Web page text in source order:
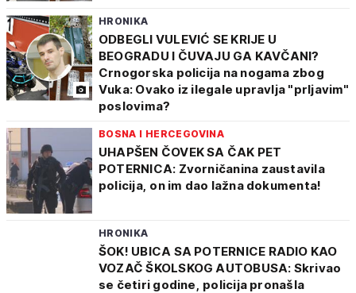
HRONIKA
ODBEGLI VULEVIĆ SE KRIJE U
BEOGRADU I ČUVAJU GA KAVČANI?
Crnogorska policija na nogama zbog
Vuka: Ovako iz ilegale upravlja "prljavim"
poslovima?
BOSNA I HERCEGOVINA
UHAPŠEN ČOVEK SA ČAK PET
POTERNICA: Zvorničanina zaustavila
policija, on im dao lažna dokumenta!
HRONIKA
ŠOK! UBICA SA POTERNICE RADIO KAO
VOZAČ ŠKOLSKOG AUTOBUSA: Skrivao
se četiri godine, policija pronašla